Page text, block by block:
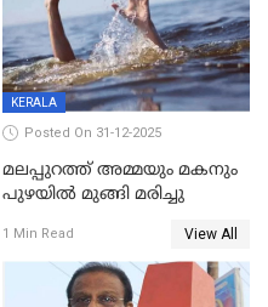
KERALA
Posted On 31-12-2025
മലപ്പുറത്ത് അമ്മയും മകനും
പുഴയിൽ മുങ്ങി മരിച്ചു
1 Min Read View All